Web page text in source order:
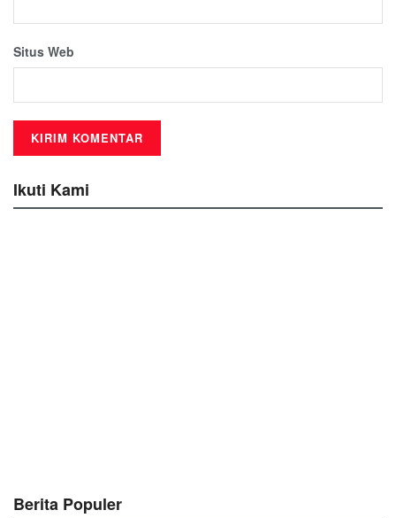
Situs Web
Ikuti Kami
Berita Populer